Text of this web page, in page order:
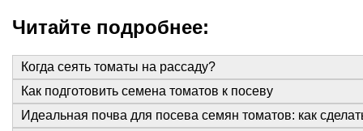
Читайте подробнее:
Когда сеять томаты на рассаду?
Как подготовить семена томатов к посеву
Идеальная почва для посева семян томатов: как